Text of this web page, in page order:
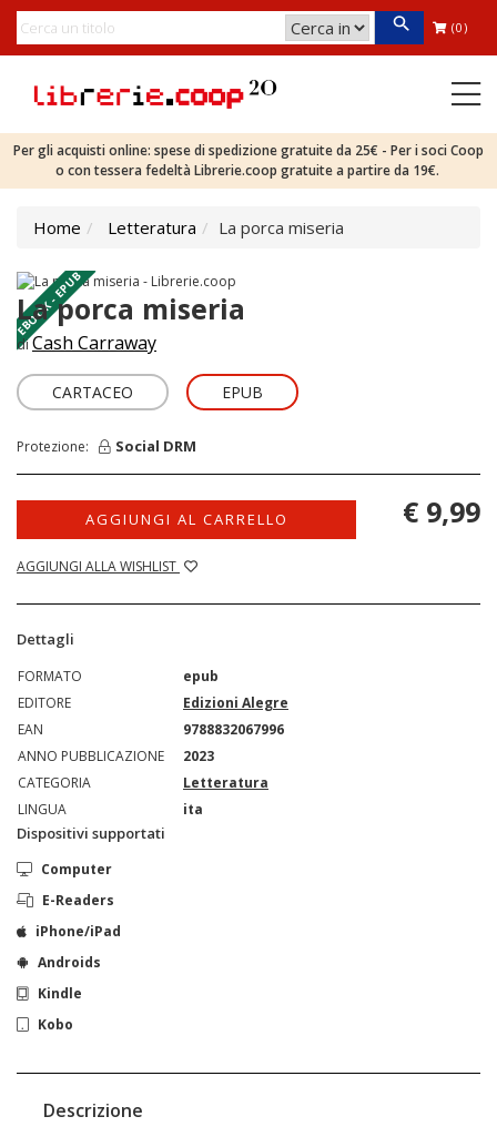
(0)
Per gli acquisti online: spese di spedizione gratuite da 25€ - Per i soci Coop
o con tessera fedeltà Librerie.coop gratuite a partire da 19€.
Home Letteratura La porca miseria
EBOOK - EPUB
La porca miseria
diCash Carraway
CARTACEO EPUB
Protezione: Social DRM
AGGIUNGI AL CARRELLO
AGGIUNGI ALLA WISHLIST
€ 9,99
Dettagli
FORMATO
epub
EDITORE
Edizioni Alegre
EAN
9788832067996
ANNO PUBBLICAZIONE
2023
CATEGORIA
Letteratura
LINGUA
ita
Dispositivi supportati
Computer
E-Readers
iPhone/iPad
Androids
Kindle
Kobo
Descrizione